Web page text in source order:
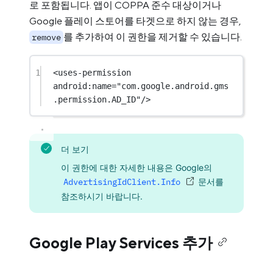
로 포함됩니다. 앱이 COPPA 준수 대상이거나
Google 플레이 스토어를 타겟으로 하지 않는 경우,
remove 를 추가하여 이 권한을 제거할 수 있습니다.
1 <uses-permission
android:name="com.google.android.gms
.permission.AD_ID"/>
더 보기
이 권한에 대한 자세한 내용은 Google의
AdvertisingIdClient.Info
문서를
참조하시기 바랍니다.
Google Play Services 추가